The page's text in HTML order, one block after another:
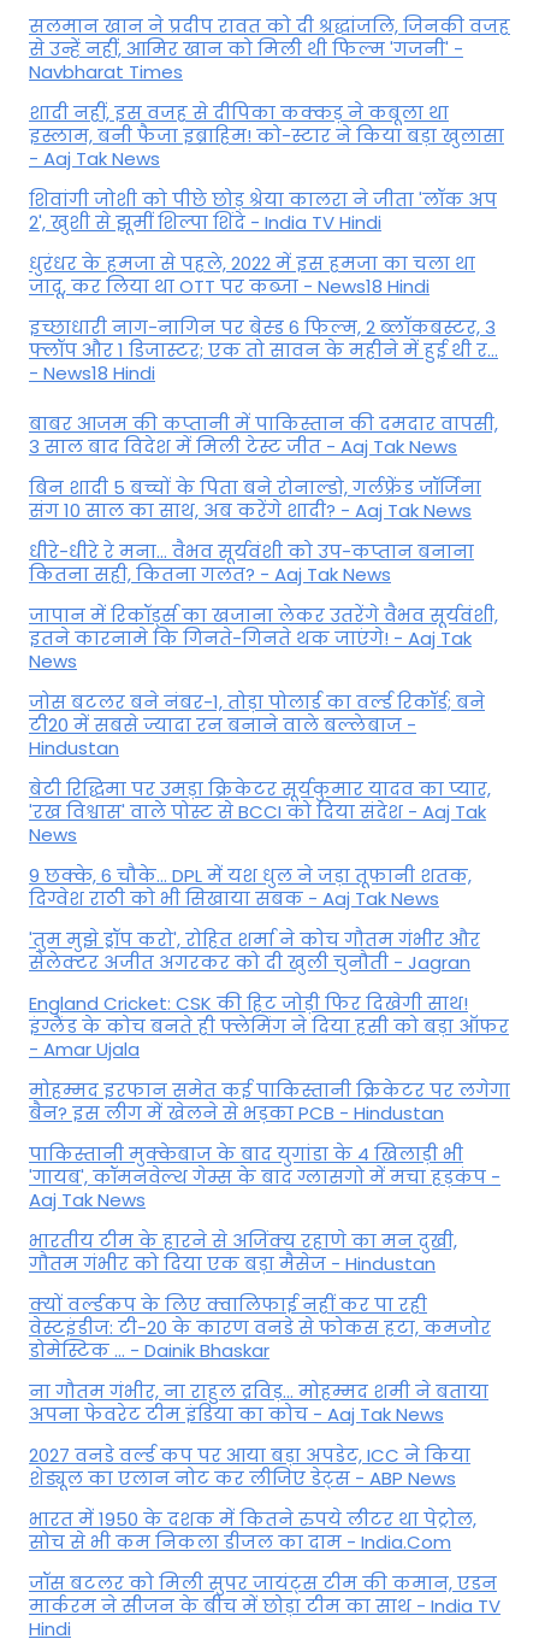
सलमान खान ने प्रदीप रावत को दी श्रद्धांजलि, जिनकी वजह
से उन्हें नहीं, आमिर खान को मिली थी फिल्म 'गजनी' -
Navbharat Times
शादी नहीं, इस वजह से दीपिका कक्कड़ ने कबूला था
इस्लाम, बनी फैजा इब्राहिम! को-स्टार ने किया बड़ा खुलासा
- Aaj Tak News
शिवांगी जोशी को पीछे छोड़ श्रेया कालरा ने जीता 'लॉक अप
2', खुशी से झूमीं शिल्पा शिंदे - India TV Hindi
धुरंधर के हमजा से पहले, 2022 में इस हमजा का चला था
जादू, कर लिया था OTT पर कब्जा - News18 Hindi
इच्छाधारी नाग-नागिन पर बेस्ड 6 फिल्म, 2 ब्लॉकबस्टर, 3
फ्लॉप और 1 डिजास्टर; एक तो सावन के महीने में हुई थी र...
- News18 Hindi
बाबर आजम की कप्तानी में पाकिस्तान की दमदार वापसी,
3 साल बाद विदेश में मिली टेस्ट जीत - Aaj Tak News
बिन शादी 5 बच्चों के पिता बने रोनाल्डो, गर्लफ्रेंड जॉर्जिना
संग 10 साल का साथ, अब करेंगे शादी? - Aaj Tak News
धीरे-धीरे रे मना… वैभव सूर्यवंशी को उप-कप्तान बनाना
कितना सही, कितना गलत? - Aaj Tak News
जापान में रिकॉर्ड्स का खजाना लेकर उतरेंगे वैभव सूर्यवंशी,
इतने कारनामे कि गिनते-गिनते थक जाएंगे! - Aaj Tak
News
जोस बटलर बने नंबर-1, तोड़ा पोलार्ड का वर्ल्ड रिकॉर्ड; बने
टी20 में सबसे ज्यादा रन बनाने वाले बल्लेबाज -
Hindustan
बेटी र‍िद्ध‍िमा पर उमड़ा क्रिकेटर सूर्यकुमार यादव का प्यार,
'रख विश्वास' वाले पोस्ट से BCCI को दिया संदेश - Aaj Tak
News
9 छक्के, 6 चौके... DPL में यश धुल ने जड़ा तूफानी शतक,
द‍िग्वेश राठी को भी स‍िखाया सबक - Aaj Tak News
'तुम मुझे ड्रॉप करो', रोहित शर्मा ने कोच गौतम गंभीर और
सेलेक्टर अजीत अगरकर को दी खुली चुनौती - Jagran
England Cricket: CSK की हिट जोड़ी फिर दिखेगी साथ!
इंग्लैंड के कोच बनते ही फ्लेमिंग ने दिया हसी को बड़ा ऑफर
- Amar Ujala
मोहम्मद इरफान समेत कई पाकिस्तानी क्रिकेटर पर लगेगा
बैन? इस लीग में खेलने से भड़का PCB - Hindustan
पाकिस्तानी मुक्केबाज के बाद युगांडा के 4 खिलाड़ी भी
'गायब', कॉमनवेल्थ गेम्स के बाद ग्लासगो में मचा हड़कंप -
Aaj Tak News
भारतीय टीम के हारने से अजिंक्य रहाणे का मन दुखी,
गौतम गंभीर को दिया एक बड़ा मैसेज - Hindustan
क्यों वर्ल्डकप के लिए क्वालिफाई नहीं कर पा रही
वेस्टइंडीज: टी-20 के कारण वनडे से फोकस हटा, कमजोर
डोमेस्टिक ... - Dainik Bhaskar
ना गौतम गंभीर, ना राहुल द्रव‍िड़... मोहम्मद शमी ने बताया
अपना फेवरेट टीम इंड‍िया का कोच - Aaj Tak News
2027 वनडे वर्ल्ड कप पर आया बड़ा अपडेट, ICC ने किया
शेड्यूल का एलान नोट कर लीजिए डेट्स - ABP News
भारत में 1950 के दशक में कितने रुपये लीटर था पेट्रोल,
सोच से भी कम निकला डीजल का दाम - India.Com
जॉस बटलर को मिली सुपर जायंट्स टीम की कमान, एडन
मार्करम ने सीजन के बीच में छोड़ा टीम का साथ - India TV
Hindi